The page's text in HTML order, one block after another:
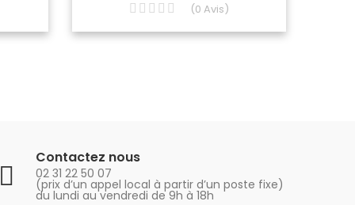
(0 Avis)
Contactez nous
02 31 22 50 07
(prix d’un appel local à partir d’un poste fixe)
du lundi au vendredi de 9h à 18h